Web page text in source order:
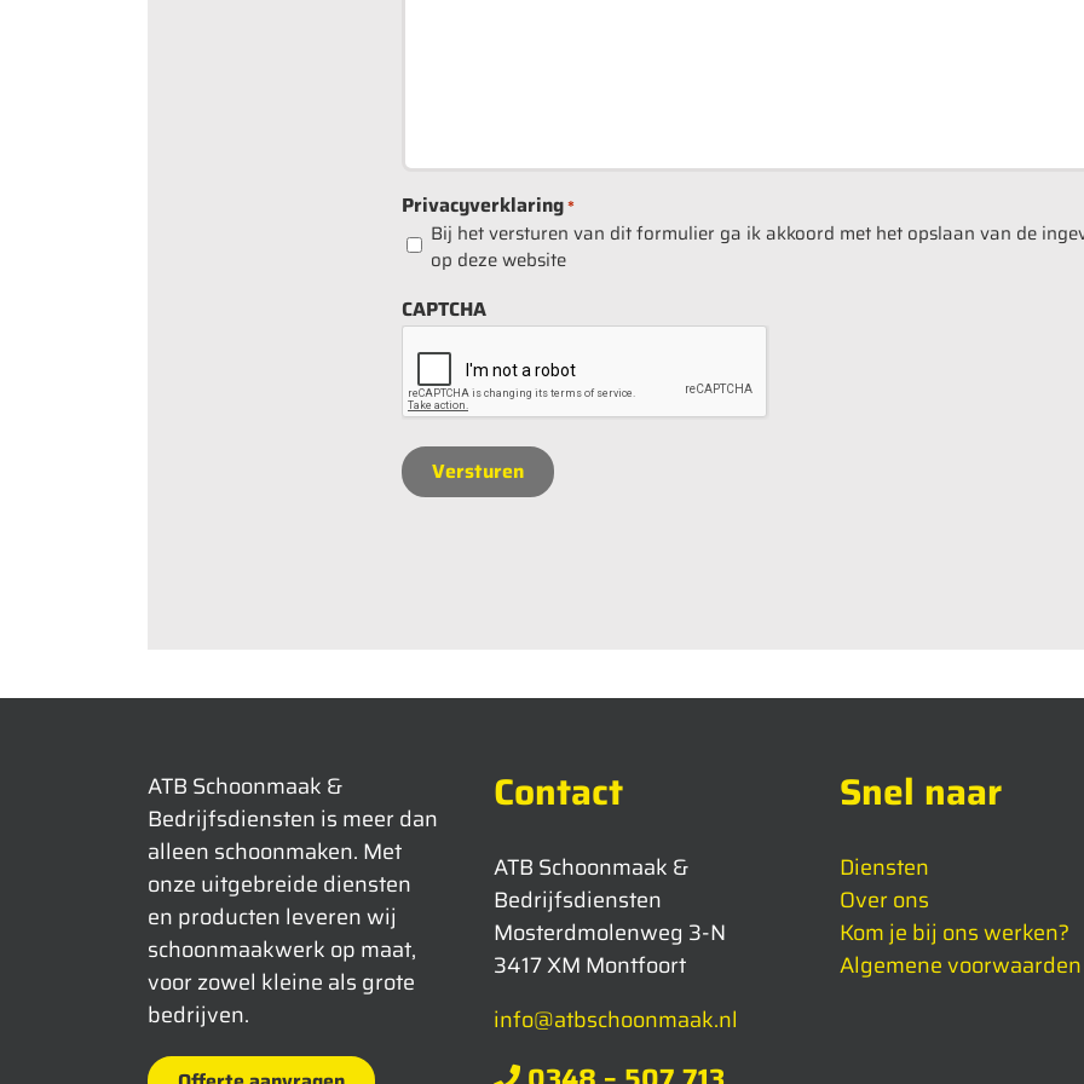
Privacyverklaring*
Bij het versturen van dit formulier ga ik akkoord met het opslaan van de
op deze website
CAPTCHA
ATB Schoonmaak &
Bedrijfsdiensten is meer dan
alleen schoonmaken. Met
onze uitgebreide diensten
en producten leveren wij
schoonmaakwerk op maat,
voor zowel kleine als grote
bedrijven.
Contact
ATB Schoonmaak &
Bedrijfsdiensten
Mosterdmolenweg 3-N
3417 XM Montfoort
info@atbschoonmaak.nl
Snel naar
Diensten
Over ons
Kom je bij ons werken?
Algemene voorwaarden